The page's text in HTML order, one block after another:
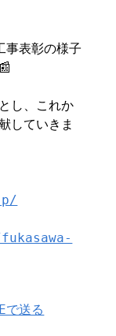
事表彰の様子
し、これか
していきま